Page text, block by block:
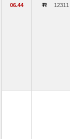
06.44 12311